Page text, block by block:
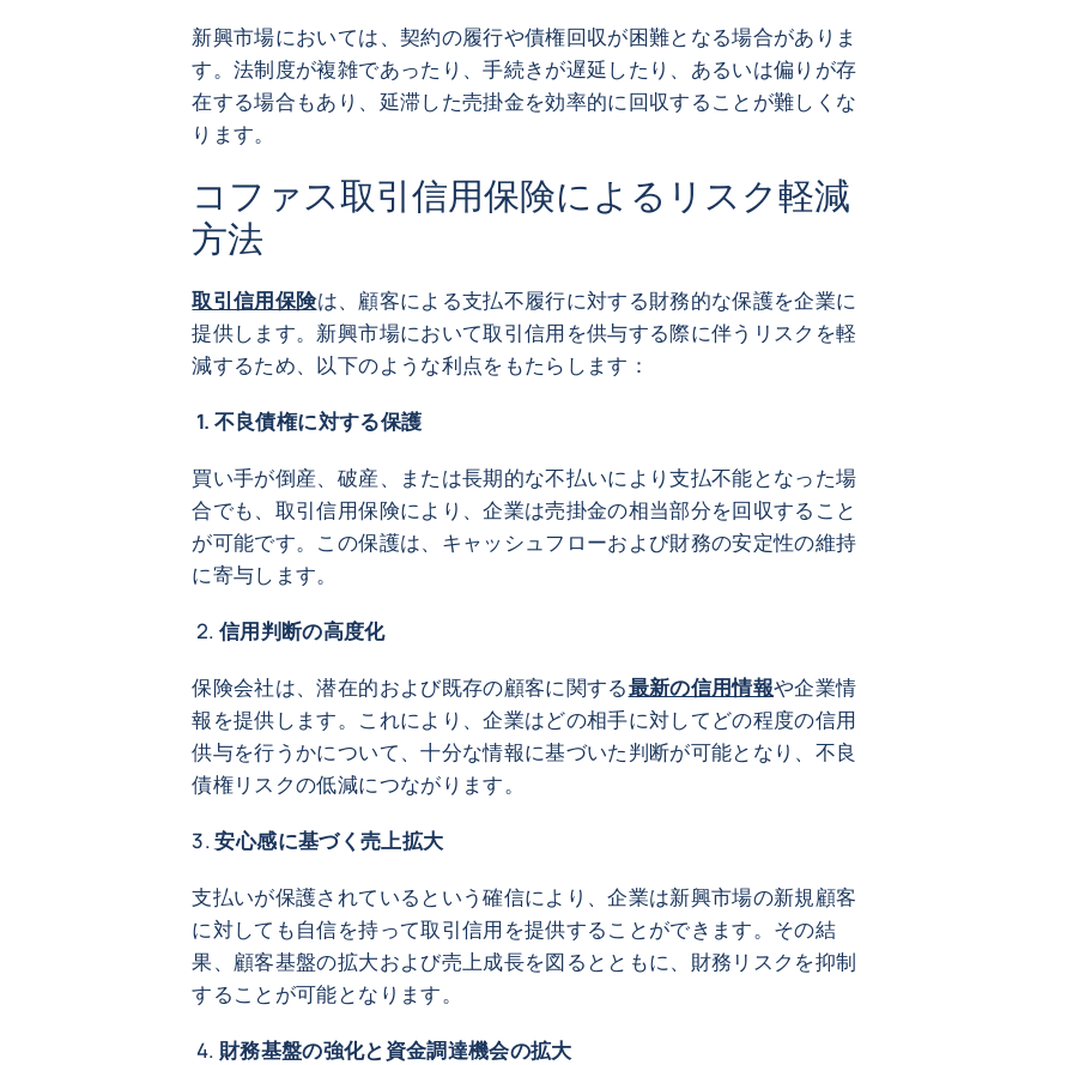
新興市場においては、契約の履行や債権回収が困難となる場合がありま
す。法制度が複雑であったり、手続きが遅延したり、あるいは偏りが存
在する場合もあり、延滞した売掛金を効率的に回収することが難しくな
ります。
コファス取引信用保険によるリスク軽減
方法
取引信用保険は、顧客による支払不履行に対する財務的な保護を企業に
提供します。新興市場において取引信用を供与する際に伴うリスクを軽
減するため、以下のような利点をもたらします：
1. 不良債権に対する保護
買い手が倒産、破産、または長期的な不払いにより支払不能となった場
合でも、取引信用保険により、企業は売掛金の相当部分を回収すること
が可能です。この保護は、キャッシュフローおよび財務の安定性の維持
に寄与します。
2. 信用判断の高度化
保険会社は、潜在的および既存の顧客に関する最新の信用情報や企業情
報を提供します。これにより、企業はどの相手に対してどの程度の信用
供与を行うかについて、十分な情報に基づいた判断が可能となり、不良
債権リスクの低減につながります。
3.安心感に基づく売上拡大
支払いが保護されているという確信により、企業は新興市場の新規顧客
に対しても自信を持って取引信用を提供することができます。その結
果、顧客基盤の拡大および売上成長を図るとともに、財務リスクを抑制
することが可能となります。
4. 財務基盤の強化と資金調達機会の拡大